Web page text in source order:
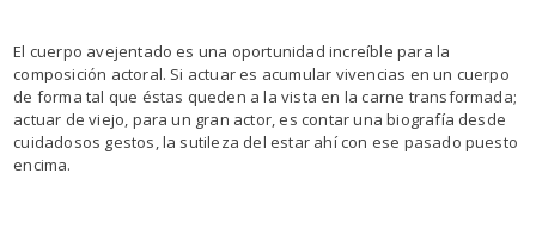
El cuerpo avejentado es una oportunidad increíble para la
composición actoral. Si actuar es acumular vivencias en un cuerpo
de forma tal que éstas queden a la vista en la carne transformada;
actuar de viejo, para un gran actor, es contar una biografía desde
cuidadosos gestos, la sutileza del estar ahí con ese pasado puesto
encima.